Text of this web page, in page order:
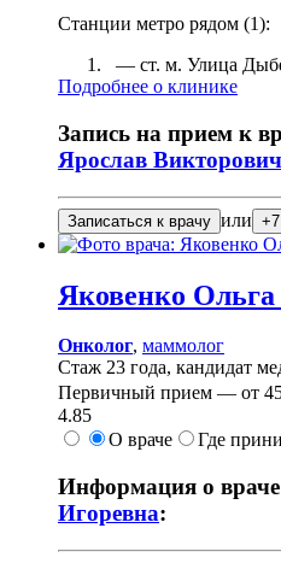
Станции метро рядом (1):
— ст. м. Улица
Подробнее о клинике
Запись на прием к
Ярослав Викторович
Записаться к врачу или
Яковенко Ольга
Онколог, маммолог
Стаж 23 года, кандидат
Первичный прием — от
4.85
О враче
Где
Информация о
Игоревна: